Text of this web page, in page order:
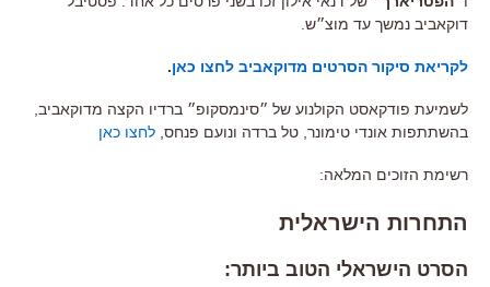
דוקאביב נמשך עד מוצ״ש.
לקריאת סיקור הסרטים מדוקאביב לחצו כאן.
לשמיעת פודקאסט הקולנוע של ״סינמסקופ״ ברדיו הקצה מדוקאביב,
בהשתתפות אונדי טימונר, טל ברדה ונועם פנחס, לחצו כאן
רשימת הזוכים המלאה:
התחרות הישראלית
הסרט הישראלי הטוב ביותר: